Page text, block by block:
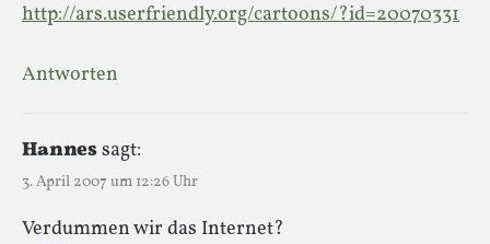
http://ars.userfriendly.org/cartoons/?id=20070331
Antworten
Hannessagt:
3. April 2007 um 12:26 Uhr
Verdummen wir das Internet?